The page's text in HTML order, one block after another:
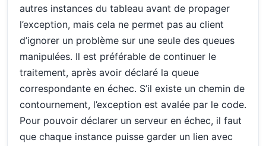
autres instances du tableau avant de propager
l’exception, mais cela ne permet pas au client
d’ignorer un problème sur une seule des queues
manipulées. Il est préférable de continuer le
traitement, après avoir déclaré la queue
correspondante en échec. S’il existe un chemin de
contournement, l’exception est avalée par le code.
Pour pouvoir déclarer un serveur en échec, il faut
que chaque instance puisse garder un lien avec